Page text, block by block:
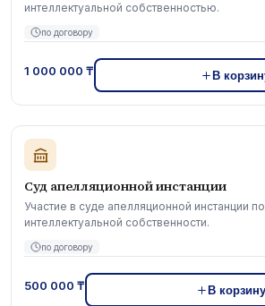
интеллектуальной собственностью.
по договору
1 000 000 ₸ В
Суд апелляционной инстанции
Участие в суде апелляционной инстанции
интеллектуальной собственности.
по договору
500 000 ₸ В корзину